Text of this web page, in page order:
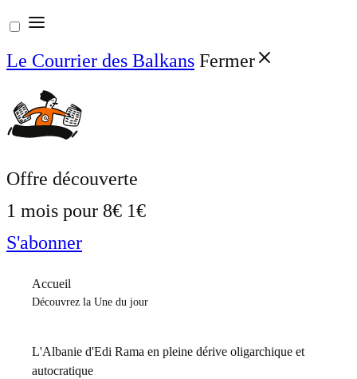
Aller
au
contenu
Le Courrier des Balkans Fermer
Offre découverte
1 mois pour 8€ 1€
S'abonner
Accueil
Découvrez la Une du jour
L'Albanie d'Edi Rama en pleine dérive oligarchique et
autocratique